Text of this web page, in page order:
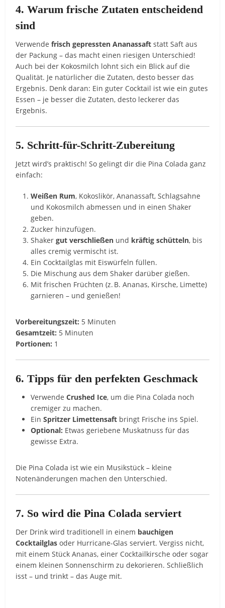
4. Warum frische Zutaten entscheidend
sind
Verwendefrisch gepressten Ananassaft statt Saft aus
der Packung – das macht einen riesigen Unterschied!
Auch bei der Kokosmilch lohnt sich ein Blick auf die
Qualität. Je natürlicher die Zutaten, desto besser das
Ergebnis. Denk daran: Ein guter Cocktail ist wie ein gutes
Essen – je besser die Zutaten, desto leckerer das
Ergebnis.
5. Schritt-für-Schritt-Zubereitung
Jetzt wird’s praktisch! So gelingt dir die Pina Colada ganz
einfach:
Weißen Rum, Kokoslikör, Ananassaft, Schlagsahne
und Kokosmilch abmessen und in einen Shaker
geben.
Zucker hinzufügen.
Shakergut verschließen und kräftig schütteln, bis
alles cremig vermischt ist.
Ein Cocktailglas mit Eiswürfeln füllen.
Die Mischung aus dem Shaker darüber gießen.
Mit frischen Früchten (z. B. Ananas, Kirsche, Limette)
garnieren – und genießen!
Vorbereitungszeit: 5 Minuten
Gesamtzeit: 5 Minuten
Portionen: 1
6. Tipps für den perfekten Geschmack
VerwendeCrushed Ice, um die Pina Colada noch
cremiger zu machen.
EinSpritzer Limettensaft bringt Frische ins Spiel.
Optional: Etwas geriebene Muskatnuss für das
gewisse Extra.
Die Pina Colada ist wie ein Musikstück – kleine
Notenänderungen machen den Unterschied.
7. So wird die Pina Colada serviert
Der Drink wird traditionell in einem bauchigen
Cocktailglas oder Hurricane-Glas serviert. Vergiss nicht,
mit einem Stück Ananas, einer Cocktailkirsche oder sogar
einem kleinen Sonnenschirm zu dekorieren. Schließlich
isst – und trinkt – das Auge mit.